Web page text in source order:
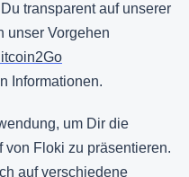
transparent auf unserer
unser Vorgehen
Informationen.
um Dir die
von Floki zu präsentieren.
auf verschiedene